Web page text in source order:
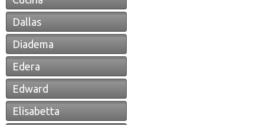
Dallas
Diadema
Edera
Edward
Elisabetta